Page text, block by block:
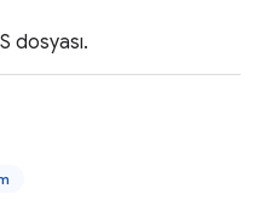
dosyası.